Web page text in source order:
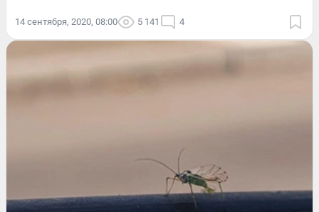
14 сентября, 2020, 08:00 5 141 4